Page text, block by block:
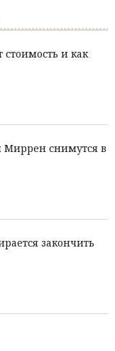
стоимость и как
снимутся в
закончить